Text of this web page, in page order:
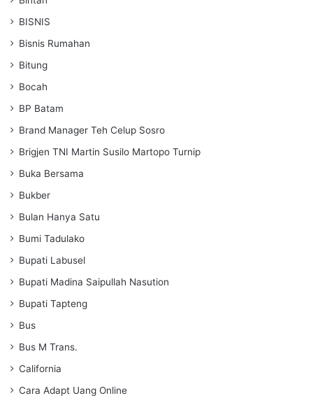
BISNIS
Bisnis Rumahan
Bitung
Bocah
BP Batam
Brand Manager Teh Celup Sosro
Brigjen TNI Martin Susilo Martopo Turnip
Buka Bersama
Bukber
Bulan Hanya Satu
Bumi Tadulako
Bupati Labusel
Bupati Madina Saipullah Nasution
Bupati Tapteng
Bus
Bus M Trans.
California
Cara Adapt Uang Online